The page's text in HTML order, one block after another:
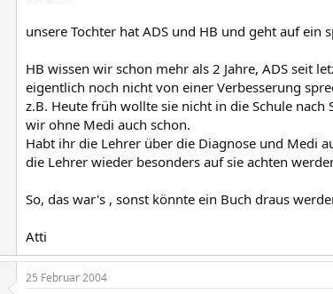
unsere Tochter hat ADS und HB und geht auf ein
HB wissen wir schon mehr als 2 Jahre, ADS seit
eigentlich noch nicht von einer Verbesserung
z.B. Heute früh wollte sie nicht in die Schule
wir ohne Medi auch schon.
Habt ihr die Lehrer über die Diagnose und Medi
die Lehrer wieder besonders auf sie achten
So, das war's , sonst könnte ein Buch draus
Atti
25 Februar 2004